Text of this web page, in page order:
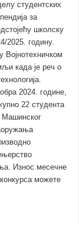
студентских
за
школску
2025. годину.
Војнотехничком
када је реч о
2024. године,
22 студента
Машинског
Износ месечне
можете